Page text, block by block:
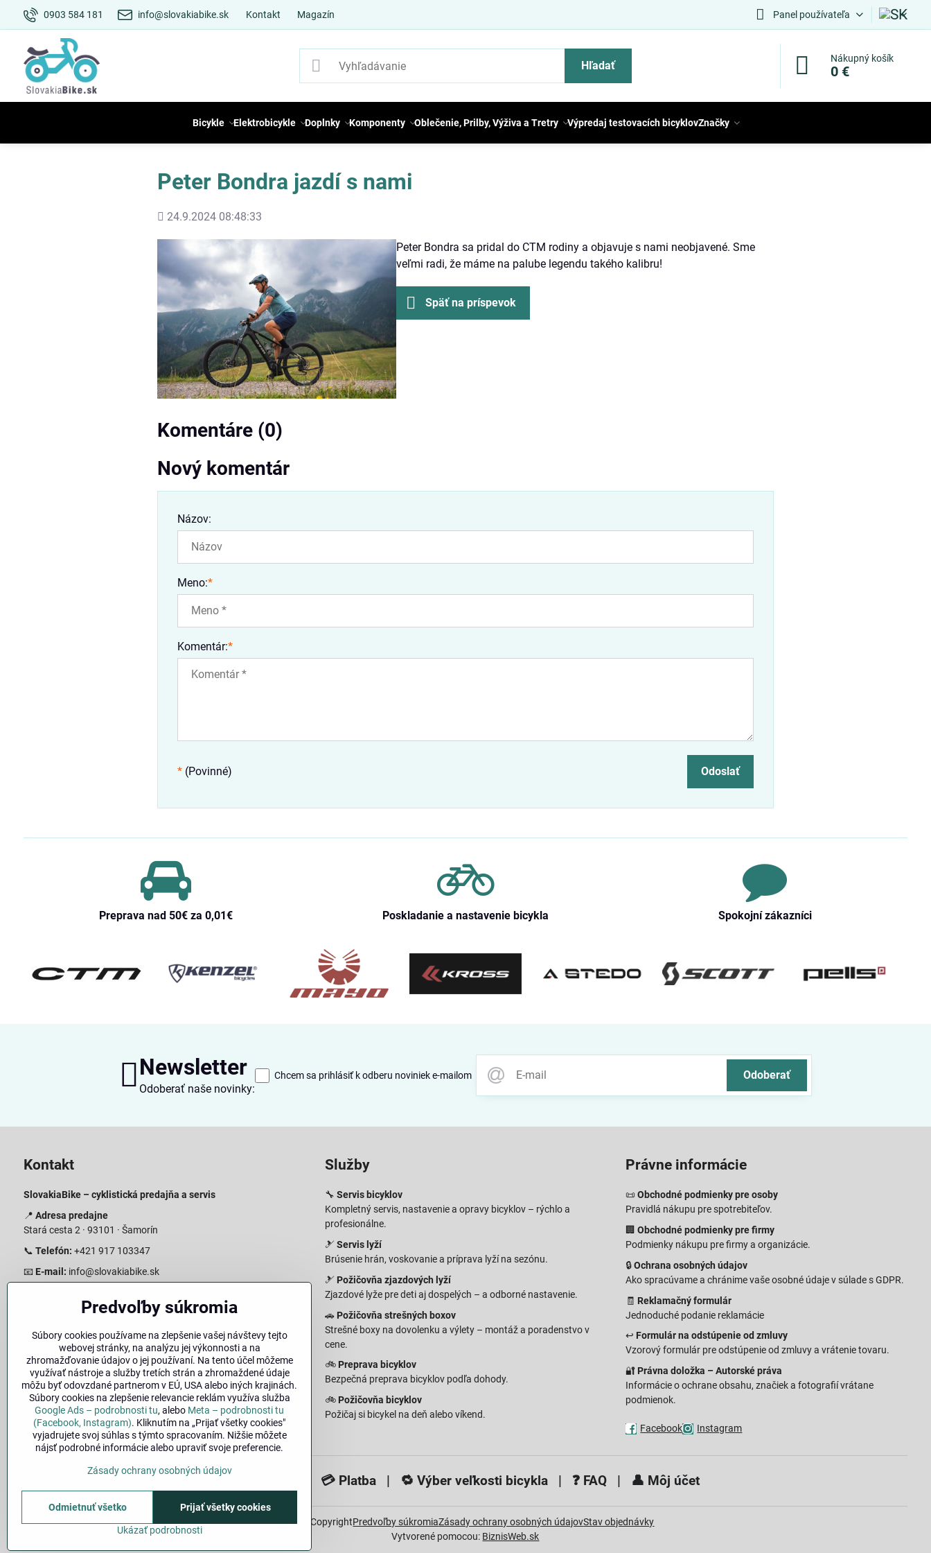
0903 584 181 info@slovakiabike.sk Kontakt Magazín Panel používateľa
Hľadať
Nákupný košík
0 €
Bicykle Elektrobicykle Doplnky Komponenty Oblečenie, Prilby, Výživa a Tretry Výpredaj testovacích bicyklovZnačky
Peter Bondra jazdí s nami
Pridané
24.9.2024 08:48:33
Peter Bondra sa pridal do CTM rodiny a objavuje s nami neobjavené. Sme
veľmi radi, že máme na palube legendu takého kalibru!
Späť na príspevok
Komentáre (0)
Nový komentár
Názov:
Meno:*
Komentár:*
*(Povinné) Odoslať
Preprava nad 50€ za 0,01€ Poskladanie a nastavenie bicykla Spokojní zákazníci
Newsletter
Odoberať naše novinky:
Odoberať
Chcem sa prihlásiť k odberu noviniek e-mailom
Kontakt
SlovakiaBike – cyklistická predajňa a servis
📍 Adresa predajne
Stará cesta 2 · 93101 · Šamorín
📞 Telefón: +421 917 103347
📧 E-mail: info@slovakiabike.sk
Pondelok–Piatok: 08:00–17:00 Streda 08:00-16:00
Nedeľa: Zatvorené
👉Zobraziť predajňu na mape(Google Maps trasa)
Služby
🔧 Servis bicyklov
Kompletný servis, nastavenie a opravy bicyklov – rýchlo a
profesionálne.
🎿 Servis lyží
Brúsenie hrán, voskovanie a príprava lyží na sezónu.
🎿 Požičovňa zjazdových lyží
Zjazdové lyže pre deti aj dospelých – a odborné nastavenie.
🚗 Požičovňa strešných boxov
Strešné boxy na dovolenku a výlety – montáž a poradenstvo v
cene.
🚲 Preprava bicyklov
Bezpečná preprava bicyklov podľa dohody.
🚲 Požičovňa bicyklov
Požičaj si bicykel na deň alebo víkend.
Právne informácie
📜Obchodné podmienky pre osoby
Pravidlá nákupu pre spotrebiteľov.
🏢Obchodné podmienky pre firmy
Podmienky nákupu pre firmy a organizácie.
🔒Ochrana osobných údajov
Ako spracúvame a chránime vaše osobné údaje v súlade s GDPR.
🧾 Reklamačný formulár
Jednoduché podanie reklamácie
↩️ Formulár na odstúpenie od zmluvy
Vzorový formulár pre odstúpenie od zmluvy a vrátenie tovaru.
🔐 Právna doložka – Autorské práva
Informácie o ochrane obsahu, značiek a fotografií vrátane
podmienok.
Facebook Instagram
| 💳 Platba | 🔁Výber veľkosti bicykla | ❓ FAQ | 👤 Môj účet
©2026 CopyrightPredvoľby súkromiaZásady ochrany osobných údajovStav objednávky
Vytvorené pomocou: BiznisWeb.sk
Predvoľby súkromia
Súbory cookies používame na zlepšenie vašej návštevy tejto
webovej stránky, na analýzu jej výkonnosti a na
zhromažďovanie údajov o jej používaní. Na tento účel môžeme
využívať nástroje a služby tretích strán a zhromaždené údaje
môžu byť odovzdané partnerom v EÚ, USA alebo iných krajinách.
Súbory cookies na zlepšenie relevancie reklám využíva služba
Google Ads – podrobnosti tu, alebo Meta – podrobnosti tu
(Facebook, Instagram). Kliknutím na „Prijať všetky cookies"
vyjadrujete svoj súhlas s týmto spracovaním. Nižšie môžete
nájsť podrobné informácie alebo upraviť svoje preferencie.
Zásady ochrany osobných údajov
Ukázať podrobnosti
Prijať všetky cookies
Odmietnuť všetko